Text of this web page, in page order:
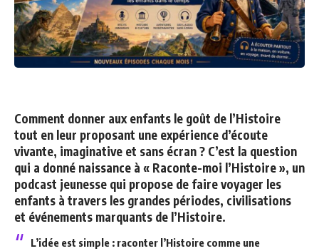
Comment donner aux enfants le goût de l’Histoire
tout en leur proposant une expérience d’écoute
vivante, imaginative et sans écran ? C’est la question
qui a donné naissance à « Raconte-moi l’Histoire », un
podcast jeunesse qui propose de faire voyager les
enfants à travers les grandes périodes, civilisations
et événements marquants de l’Histoire.
L’idée est simple : raconter l’Histoire comme une